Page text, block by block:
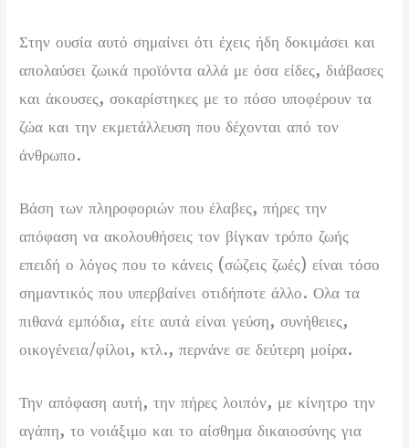
Στην ουσία αυτό σημαίνει ότι έχεις ήδη δοκιμάσει και
απολαύσει ζωικά προϊόντα αλλά με όσα είδες, διάβασες
και άκουσες, σοκαρίστηκες με το πόσο υποφέρουν τα
ζώα και την εκμετάλλευση που δέχονται από τον
άνθρωπο.
Βάση των πληροφοριών που έλαβες, πήρες την
απόφαση να ακολουθήσεις τον βίγκαν τρόπο ζωής
επειδή ο λόγος που το κάνεις (σώζεις ζωές) είναι τόσο
σημαντικός που υπερβαίνει οτιδήποτε άλλο. Ολα τα
πιθανά εμπόδια, είτε αυτά είναι γεύση, συνήθειες,
οικογένεια/φίλοι, κτλ., περνάνε σε δεύτερη μοίρα.
Την απόφαση αυτή, την πήρες λοιπόν, με κίνητρο την
αγάπη, το νοιάξιμο και το αίσθημα δικαιοσύνης για